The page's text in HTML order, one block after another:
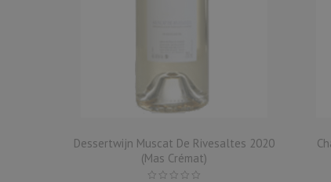
Dessertwijn Muscat De Rivesaltes 2020
(Mas Crémat)